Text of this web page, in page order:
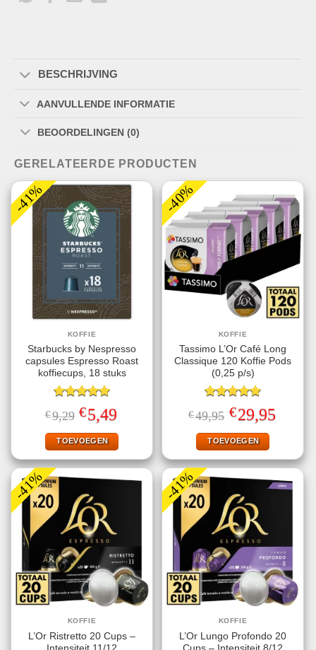
BESCHRIJVING
AANVULLENDE INFORMATIE
BEOORDELINGEN (0)
GERELATEERDE PRODUCTEN
-41%
KOFFIE
Starbucks by Nespresso
capsules Espresso Roast
koffiecups, 18 stuks
Gewaardeerd
5.00uit 5
€9,29 Oorspronkelijke
prijs
was:
€9,29.
€5,49
is:
€5,49.
TOEVOEGEN
-40%
KOFFIE
Tassimo L’Or Café Long
Classique 120 Koffie Pods
(0,25 p/s)
Gewaardeerd
5.00uit 5
€49,95 Oorspronkelijke
prijs
was:
€49,95.
€29,95prijs
TOEVOEGEN
-41%
KOFFIE
L’Or Ristretto 20 Cups –
-41%
KOFFIE
L’Or Lungo Profondo 20